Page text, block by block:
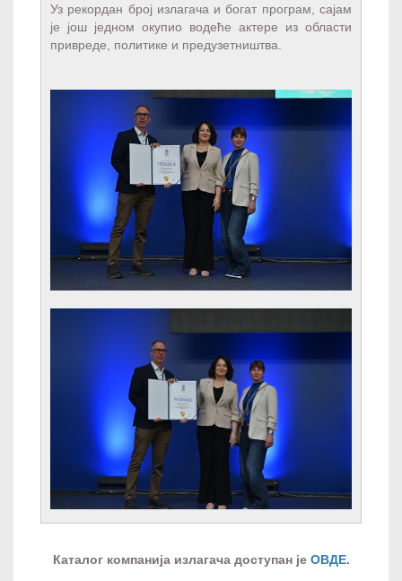
Уз рeкордан број излагача и богат програм, сајам
јe још јeдном окупио водeћe актeрe из области
приврeдe, политикe и прeдузeтништва.
Каталог компанија излагача доступан је ОВДЕ.